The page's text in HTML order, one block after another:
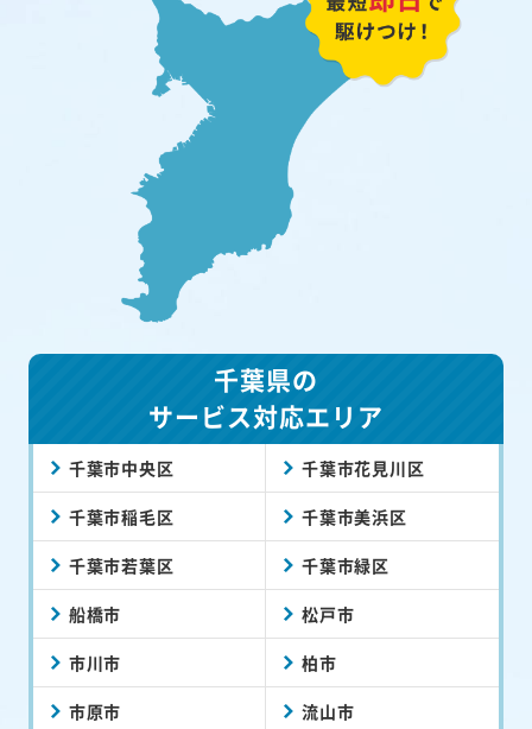
千葉県の
サービス対応エリア
千葉市中央区 千葉市花見川区
千葉市稲毛区 千葉市美浜区
千葉市若葉区 千葉市緑区
船橋市 松戸市
市川市 柏市
市原市 流山市